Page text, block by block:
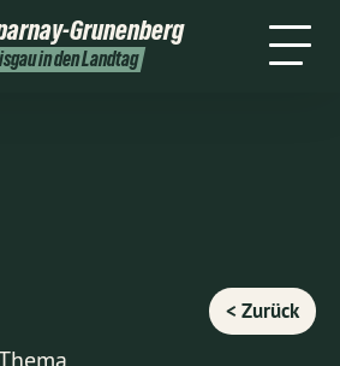
Grunenberg
in den Landtag
Presse
Über mich Themen
< Zurück